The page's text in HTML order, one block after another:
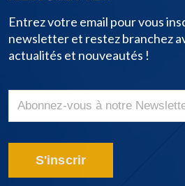
Entrez votre email pour vous
newsletter et restez branchez
actualités et nouveautés !
S'inscrir